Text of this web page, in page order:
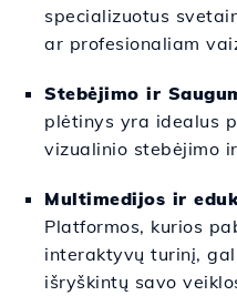
specializuotus
ar profesionaliam
Stebėjimo ir
plėtinys yra idealus
vizualinio stebėjimo
Multimedijos ir
Platformos, kurios
interaktyvų turinį,
išryškintų savo